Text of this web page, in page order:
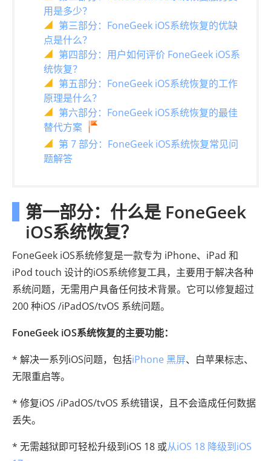
用是多少？
第三部分：FoneGeek iOS系统恢复的优缺
点是什么？
第四部分：用户如何评价 FoneGeek iOS系
统恢复？
第五部分：FoneGeek iOS系统恢复的工作
原理是什么？
第六部分：FoneGeek iOS系统恢复的最佳
替代方案
第 7 部分：FoneGeek iOS系统恢复常见问
题解答
第一部分：什么是 FoneGeek
iOS系统恢复？
FoneGeek iOS系统修复是一款专为 iPhone、iPad 和
iPod touch 设计的iOS系统修复工具，主要用于解决各种
系统问题，无需用户具备任何技术背景。它可以修复超过
200 种iOS /iPadOS/tvOS 系统问题。
FoneGeek iOS系统恢复的主要功能：
* 解决一系列iOS问题，包括iPhone 黑屏、白苹果标志、
无限重启等。
* 修复iOS /iPadOS/tvOS 系统错误，且不会造成任何数据
丢失。
* 无需越狱即可轻松升级到iOS 18 或从iOS 18 降级到iOS